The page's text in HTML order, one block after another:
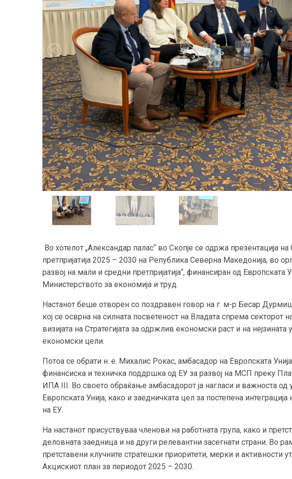
Во хотелот „Александар палас“ во Скопје се одржа презентација на
претпријатија 2025 – 2030 на Република Северна Македонија, во
развој на мали и средни претпријатија“, финансиран од Европската
Министерството за економија и труд.
Настанот беше отворен со поздравен говор на г. м-р Бесар
кој се осврна на силната посветеност на Владата спрема секторот
визијата на Стратегијата за одржлив економски раст и на
економски цели.
Потоа се обрати н. е. Михалис Рокас, амбасадор на Европската
финансиска и техничка поддршка од ЕУ за развој на МСП преку
ИПА III. Во своето обраќање амбасадорот ја нагласи и важноста од
Европската Унија, како и заедничката цел за постепена
на ЕУ.
На настанот присуствуваа членови на работната група, како и
деловната заедница и на други релевантни засегнати страни. Во
претставени клучните стратешки приоритети, мерки и активности
Акцискиот план за периодот 2025 – 2030.